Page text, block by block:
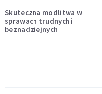
Skuteczna modlitwa w
sprawach trudnych i
beznadziejnych